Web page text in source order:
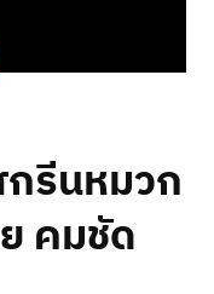
รีนหมวก
คมชัด